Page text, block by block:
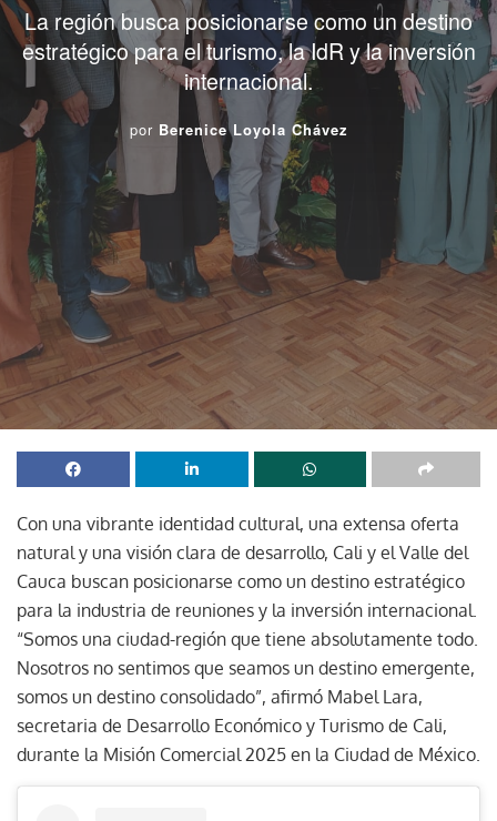
La región busca posicionarse como un destino
estratégico para el turismo, la IdR y la inversión
internacional.
por Berenice Loyola Chávez
Con una vibrante identidad cultural, una extensa oferta
natural y una visión clara de desarrollo, Cali y el Valle del
Cauca buscan posicionarse como un destino estratégico
para la industria de reuniones y la inversión internacional.
“Somos una ciudad-región que tiene absolutamente todo.
Nosotros no sentimos que seamos un destino emergente,
somos un destino consolidado”, afirmó Mabel Lara,
secretaria de Desarrollo Económico y Turismo de Cali,
durante la Misión Comercial 2025 en la Ciudad de México.